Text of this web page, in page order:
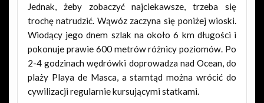
Jednak, żeby zobaczyć najciekawsze, trzeba się
trochę natrudzić. Wąwóz zaczyna się poniżej wioski.
Wiodący jego dnem szlak na około 6 km długości i
pokonuje prawie 600 metrów różnicy poziomów. Po
2-4 godzinach wędrówki doprowadza nad Ocean, do
plaży Playa de Masca, a stamtąd można wrócić do
cywilizacji regularnie kursującymi statkami.